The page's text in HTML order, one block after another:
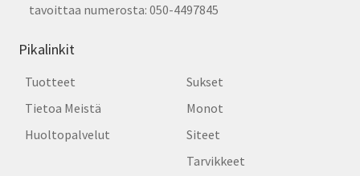
tavoittaa numerosta: 050-4497845
Pikalinkit
Tuotteet
Tietoa Meistä
Huoltopalvelut
Sukset
Monot
Siteet
Tarvikkeet